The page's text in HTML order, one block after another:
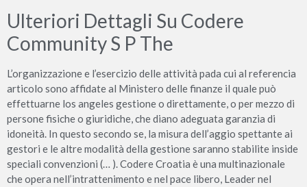
Ulteriori Dettagli Su Codere
Community S P The
L’organizzazione e l’esercizio delle attività pada cui al referencia
articolo sono affidate al Ministero delle finanze il quale può
effettuarne los angeles gestione o direttamente, o per mezzo di
persone fisiche o giuridiche, che diano adeguata garanzia di
idoneità. In questo secondo se, la misura dell’aggio spettante ai
gestori e le altre modalità della gestione saranno stabilite inside
speciali convenzioni (… ). Codere Croatia è una multinazionale
che opera nell’intrattenimento e nel pace libero, Leader nel